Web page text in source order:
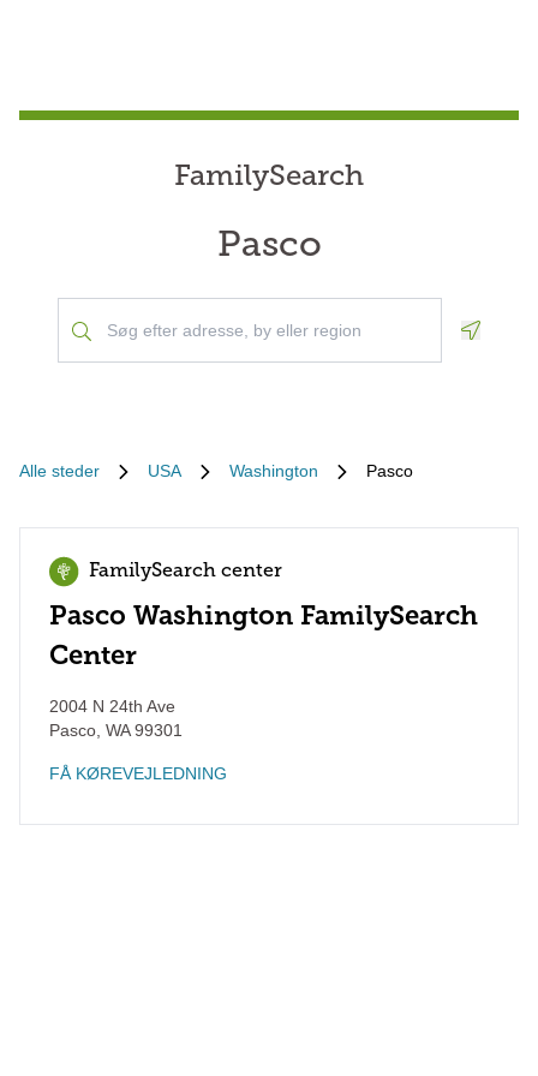
FamilySearch
Pasco
Alle steder USA Washington Pasco
FamilySearch center
Pasco Washington FamilySearch
Center
2004 N 24th Ave
Pasco WA99301
FÅ KØREVEJLEDNING